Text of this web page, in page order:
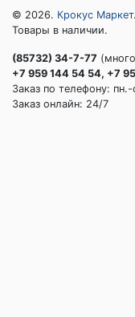
© 2026. Крокус Маркет.
Товары в наличии.
(85732) 34-7-77
+7 959 144 54 54, +7
Заказ по телефону:
Заказ онлайн: 24/7